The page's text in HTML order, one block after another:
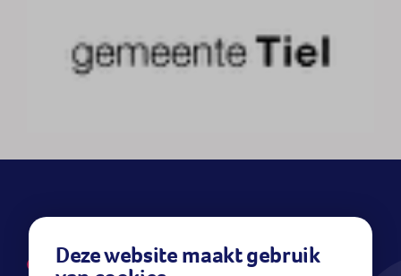
Deze website maakt gebruik